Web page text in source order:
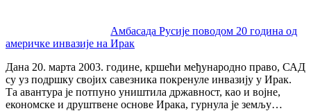
Амбасада Русије поводом 20 година од
америчке инвазије на Ирак
Дана 20. марта 2003. године, кршећи међународно право, САД
су уз подршку својих савезника покренуле инвазију у Ирак.
Та авантура је потпуно уништила државност, као и војне,
економске и друштвене основе Ирака, гурнула је земљу…